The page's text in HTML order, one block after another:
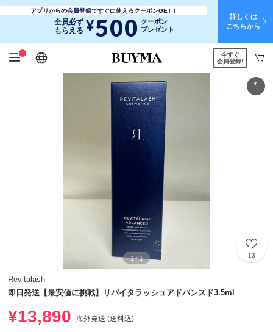
アプリからの会員登録ですぐに使えるクーポンGET！
全員必ず
もらえる ¥500 クーポン
プレゼント
詳しくは
こちらから
日本語
English
简体中文
繁體中文
今すぐ
会員登録!
1 / 1 13
Revitalash
即日発送【最安値に挑戦】リバイタラッシュアドバンスド3.5ml
¥13,890 海外発送 (送料込)